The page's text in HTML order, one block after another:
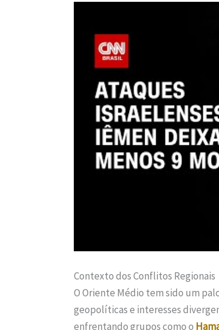
Contexto dos Conflitos Regionais
O Oriente Médio tem sido um
geopolíticas e interesses
enfrentando grupos como o